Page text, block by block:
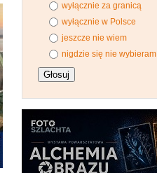
wyłącznie za granicą
wyłącznie w Polsce
jeszcze nie wiem
nigdzie się nie wybieram